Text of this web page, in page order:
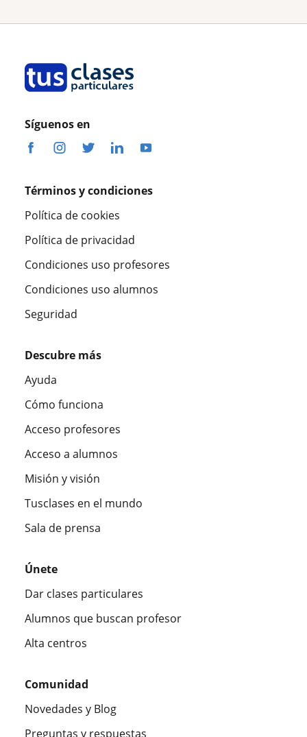
Síguenos en
Términos y condiciones
Política de cookies
Política de privacidad
Condiciones uso profesores
Condiciones uso alumnos
Seguridad
Descubre más
Ayuda
Cómo funciona
Acceso profesores
Acceso a alumnos
Misión y visión
Tusclases en el mundo
Sala de prensa
Únete
Dar clases particulares
Alumnos que buscan profesor
Alta centros
Comunidad
Novedades y Blog
Preguntas y respuestas